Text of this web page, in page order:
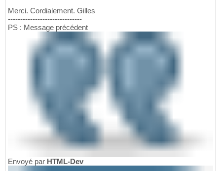
Merci. Cordialement. Gilles
------------------------------
PS : Message précédent
Envoyé par HTML-Dev